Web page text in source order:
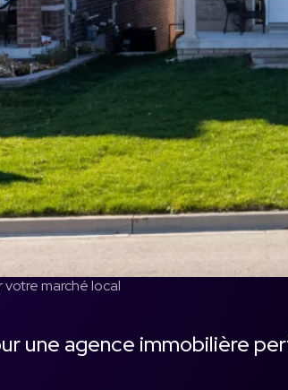
votre marché local
une agence immobilière